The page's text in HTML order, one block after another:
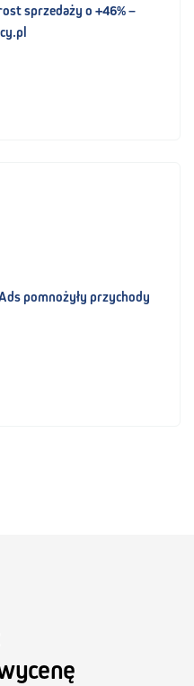
sprzedaży o +46% –
pomnożyły przychody